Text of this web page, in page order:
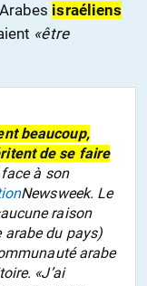
israéliens
«être
beaucoup,
de se faire
à son
Newsweek. Le
raison
du pays)
arabe
«J’ai